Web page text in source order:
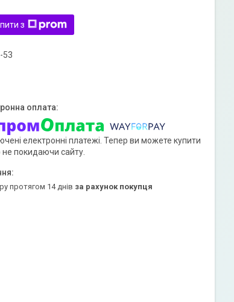
з
53
електронні платежі. Тепер ви можете купити
покидаючи сайту.
протягом 14 днів за рахунок покупця